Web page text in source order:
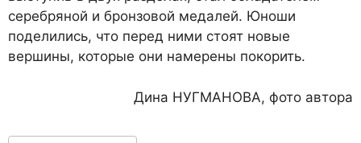
серебряной и бронзовой медалей. Юноши
поделились, что перед ними стоят новые
вершины, которые они намерены покорить.
Дина НУГМАНОВА, фото автора